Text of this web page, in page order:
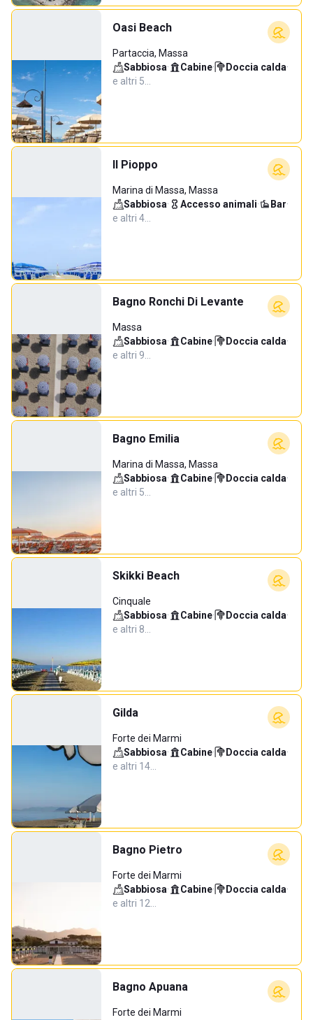
Oasi Beach
Partaccia, Massa
Sabbiosa· Cabine· Doccia calda·
e altri 5…
Il Pioppo
Marina di Massa, Massa
Sabbiosa· Accesso animali· Bar·
e altri 4…
Bagno Ronchi Di Levante
Massa
Sabbiosa· Cabine· Doccia calda·
e altri 9…
Bagno Emilia
Marina di Massa, Massa
Sabbiosa· Cabine· Doccia calda·
e altri 5…
Skikki Beach
Cinquale
Sabbiosa· Cabine· Doccia calda·
e altri 8…
Gilda
Forte dei Marmi
Sabbiosa· Cabine· Doccia calda·
e altri 14…
Bagno Pietro
Forte dei Marmi
Sabbiosa· Cabine· Doccia calda·
e altri 12…
Bagno Apuana
Forte dei Marmi